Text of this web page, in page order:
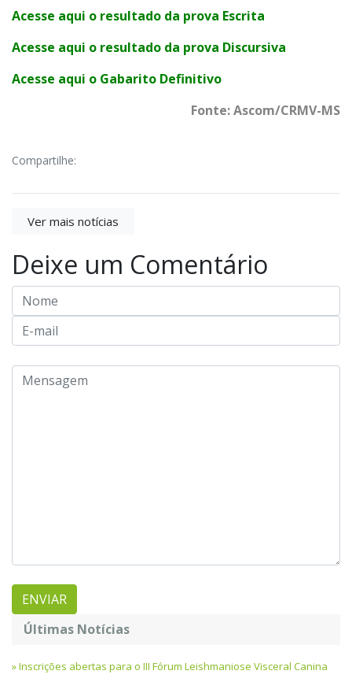
Acesse aqui o resultado da prova Escrita
Acesse aqui o resultado da prova Discursiva
Acesse aqui o Gabarito Definitivo
Fonte: Ascom/CRMV-MS
Compartilhe:
Ver mais notícias
Deixe um Comentário
Últimas Notícias
Inscrições abertas para o III Fórum Leishmaniose Visceral Canina